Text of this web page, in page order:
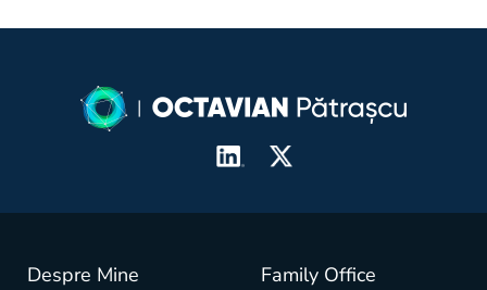
Despre Mine Family Office